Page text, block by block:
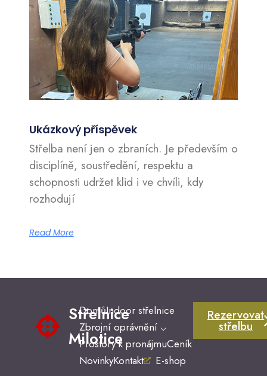
Ukázkový příspěvek
Střelba není jen o zbraních. Je především o
disciplíně, soustředění, respektu a
schopnosti udržet klid i ve chvíli, kdy
rozhodují
Read More
Střelnice
Milotice
DomůIndoor střelnice
Zbrojní oprávnění ⌵
Prostory k pronájmuCeník
NovinkyKontakt E-shop
Rezervovat
střelbu